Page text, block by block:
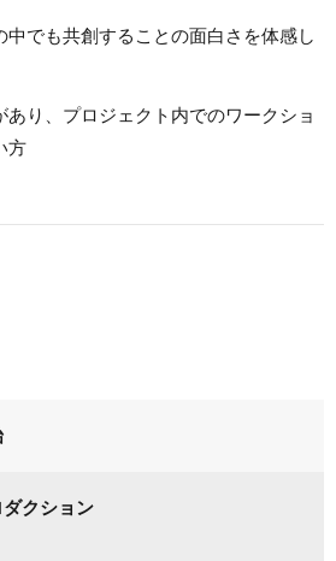
中でも共創することの面白さを体感し
あり、プロジェクト内でのワークショ
方
クション